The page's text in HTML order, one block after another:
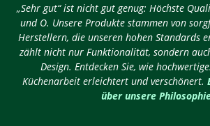
„Sehr gut“ ist nicht gut genug: Höchste
und O. Unsere Produkte stammen von
Herstellern, die unseren hohen Standards
zählt nicht nur Funktionalität, sondern
Design. Entdecken Sie, wie
Küchenarbeit erleichtert und verschönert.
über unsere